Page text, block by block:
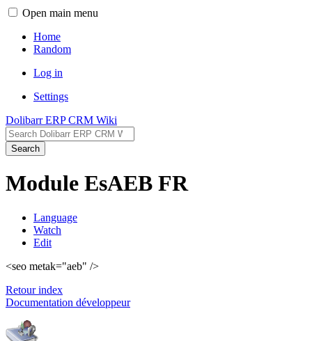
Open main menu
Home
Random
Log in
Settings
Dolibarr ERP CRM Wiki
Search
Module EsAEB FR
Language
Watch
Edit
<seo metak="aeb" />
Retour index
Documentation développeur